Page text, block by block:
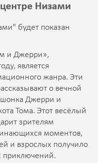
Низами
будет показан
и Джерри»,
является
жанра. Эти
о вечной
Джерри и
Тома. Этот весёлый
зрителям
моментов,
и взрослых получило
приключений.